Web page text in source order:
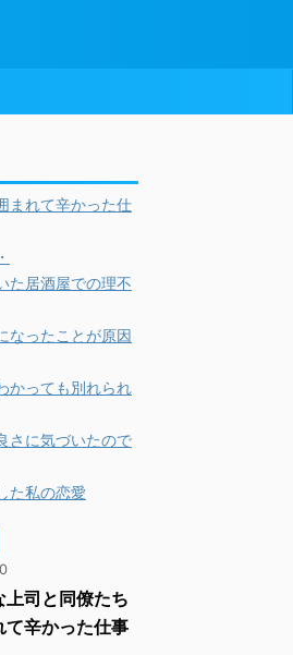
まれて辛かった仕
た居酒屋での理不
なったことが原因
かっても別れられ
さに気づいたので
た私の恋愛
上司と同僚たち
て辛かった仕事